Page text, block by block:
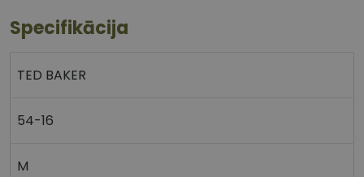
Specifikācija
TED BAKER
54-16
M